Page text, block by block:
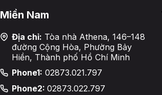
Miền Nam
Địa chỉ: Tòa nhà Athena, 146–148
đường Cộng Hòa, Phường Bảy
Hiền, Thành phố Hồ Chí Minh
Phone1: 02873.021.797
Phone2: 02873.022.797